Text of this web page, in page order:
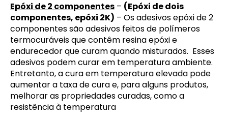
Epóxi de 2 componentes – (Epóxi de dois
componentes, epóxi 2K) – Os adesivos epóxi de 2
componentes são adesivos feitos de polímeros
termocuráveis que contêm resina epóxi e
endurecedor que curam quando misturados. Esses
adesivos podem curar em temperatura ambiente.
Entretanto, a cura em temperatura elevada pode
aumentar a taxa de cura e, para alguns produtos,
melhorar as propriedades curadas, como a
resistência à temperatura